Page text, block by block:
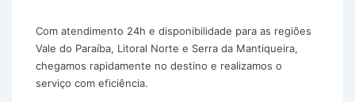
Com atendimento 24h e disponibilidade para as regiões
Vale do Paraíba, Litoral Norte e Serra da Mantiqueira,
chegamos rapidamente no destino e realizamos o
serviço com eficiência.